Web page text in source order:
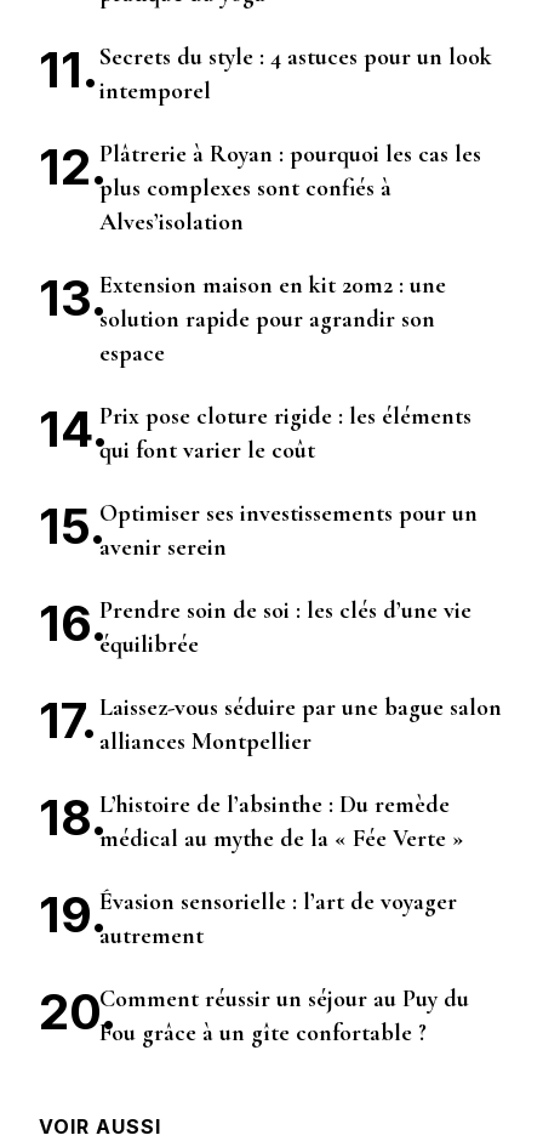
Secrets du style : 4 astuces pour un look
intemporel
Plâtrerie à Royan : pourquoi les cas les
plus complexes sont confiés à
Alves’isolation
Extension maison en kit 20m2 : une
solution rapide pour agrandir son
espace
Prix pose cloture rigide : les éléments
qui font varier le coût
Optimiser ses investissements pour un
avenir serein
Prendre soin de soi : les clés d’une vie
équilibrée
Laissez-vous séduire par une bague salon
alliances Montpellier
L’histoire de l’absinthe : Du remède
médical au mythe de la « Fée Verte »
Évasion sensorielle : l’art de voyager
autrement
Comment réussir un séjour au Puy du
Fou grâce à un gîte confortable ?
VOIR AUSSI